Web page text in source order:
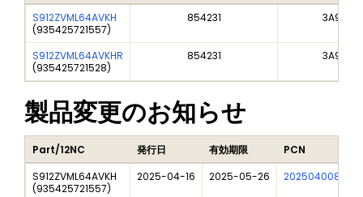
S912ZVML64AVKH
(935425721557)
854231 3A991A2
S912ZVML64AVKHR
(935425721528)
854231 3A991A2
製品変更のお知らせ
Part/12NC 発行日 有効期限 PCN
S912ZVML64AVKH
(935425721557)
2025-04-16 2025-05-26 202504008I